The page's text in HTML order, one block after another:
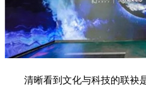
清晰看到文化与科技的联袂